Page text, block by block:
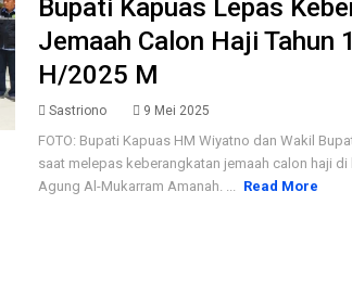
Bupati Kapuas Lepas
Jemaah Calon Haji Tahun
H/2025 M
Sastriono 9 Mei 2025
FOTO: Bupati Kapuas HM Wiyatno dan Wakil
saat melepas keberangkatan jemaah calon haji di
Agung Al-Mukarram Amanah. ... Read More